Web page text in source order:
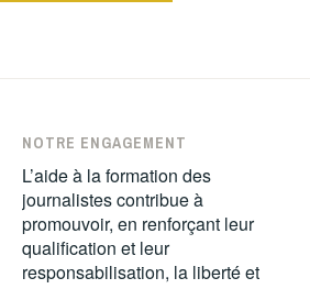
NOTRE ENGAGEMENT
L’aide à la formation des
journalistes contribue à
promouvoir, en renforçant leur
qualification et leur
responsabilisation, la liberté et